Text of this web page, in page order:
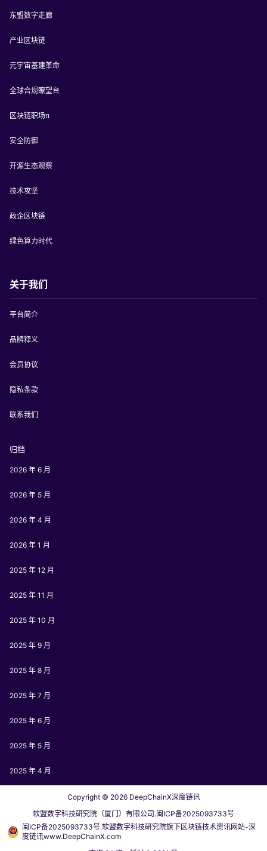
东盟数字走廊
产业区块链
元宇宙基建革命
全球合规瞭望台
区块链职场π
安全防御
开源生态观察
技术攻坚
政企区块链
绿色算力时代
关于我们
平台简介
品牌释义
会员协议
隐私条款
联系我们
归档
2026 年 6 月
2026 年 5 月
2026 年 4 月
2026 年 1 月
2025 年 12 月
2025 年 11 月
2025 年 10 月
2025 年 9 月
2025 年 8 月
2025 年 7 月
2025 年 6 月
2025 年 5 月
2025 年 4 月
Copyright © 2026DeepChainX深度链讯
软盟数字科技研究院（厦门）有限公司.闽ICP备2025093733号
闽ICP备2025093733号.软盟数字科技研究院旗下区块链技术资讯网站-深
度链讯www.DeepChainX.com